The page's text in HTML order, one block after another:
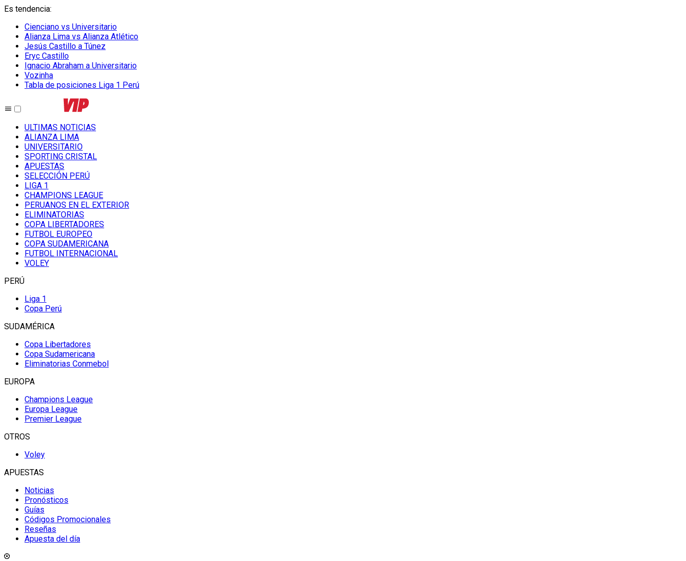
Es tendencia:
Cienciano vs Universitario
Alianza Lima vs Alianza Atlético
Jesús Castillo a Túnez
Eryc Castillo
Ignacio Abraham a Universitario
Vozinha
Tabla de posiciones Liga 1 Perú
ULTIMAS NOTICIAS
ALIANZA LIMA
UNIVERSITARIO
SPORTING CRISTAL
APUESTAS
SELECCIÓN PERÚ
LIGA 1
CHAMPIONS LEAGUE
PERUANOS EN EL EXTERIOR
ELIMINATORIAS
COPA LIBERTADORES
FUTBOL EUROPEO
COPA SUDAMERICANA
FUTBOL INTERNACIONAL
VOLEY
PERÚ
Liga 1
Copa Perú
SUDAMÉRICA
Copa Libertadores
Copa Sudamericana
Eliminatorias Conmebol
EUROPA
Champions League
Europa League
Premier League
OTROS
Voley
APUESTAS
Noticias
Pronósticos
Guías
Códigos Promocionales
Reseñas
Apuesta del día